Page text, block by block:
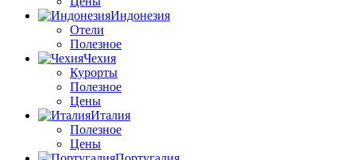
Индонезия
Отели
Полезное
Чехия
Курорты
Полезное
Цены
Италия
Полезное
Цены